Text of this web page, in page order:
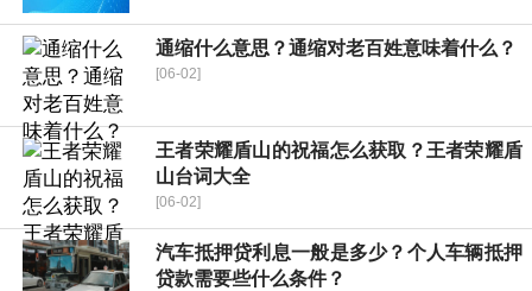
通缩什么意思？通缩对老百姓意味着什么？
[06-02]
王者荣耀盾山的祝福怎么获取？王者荣耀盾
山台词大全
[06-02]
汽车抵押贷利息一般是多少？个人车辆抵押
贷款需要些什么条件？